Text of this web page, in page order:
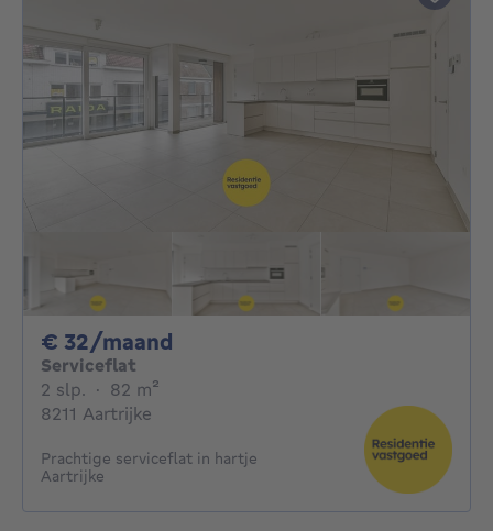
€ 32/maand
Serviceflat
2 slp. 2 slaapkamers
· 82 m²
8211 Aartrijke
Prachtige serviceflat in hartje
Aartrijke